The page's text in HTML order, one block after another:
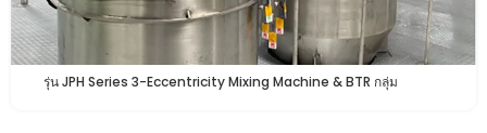
รุ่น JPH Series 3-Eccentricity Mixing Machine & BTR กลุ่ม